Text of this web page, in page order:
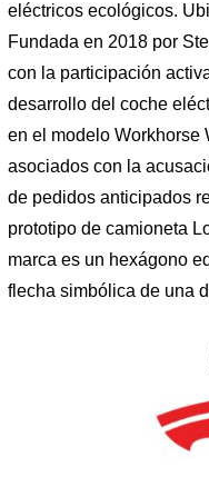
eléctricos ecológicos.
Fundada en 2018 por
con la participación
desarrollo del coche
en el modelo Workhorse
asociados con la
de pedidos anticipados
prototipo de camioneta
marca es un hexágono
flecha simbólica de una